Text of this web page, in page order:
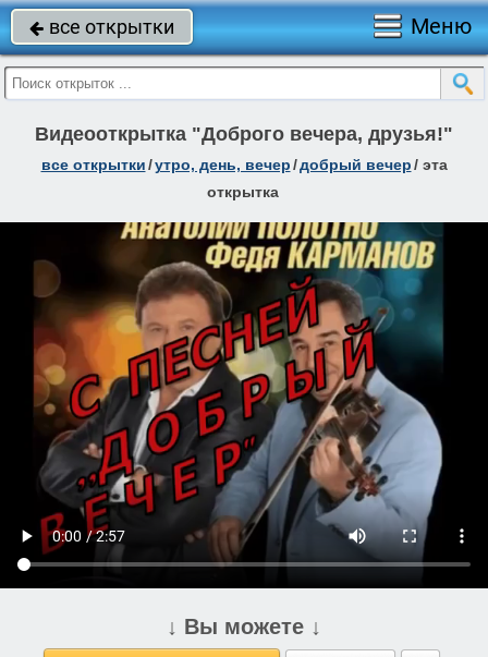
 все открытки Меню
Видеооткрытка "Доброго вечера, друзья!"
все открытки/утро, день, вечер/добрый вечер/ эта
открытка
↓ Вы можете ↓